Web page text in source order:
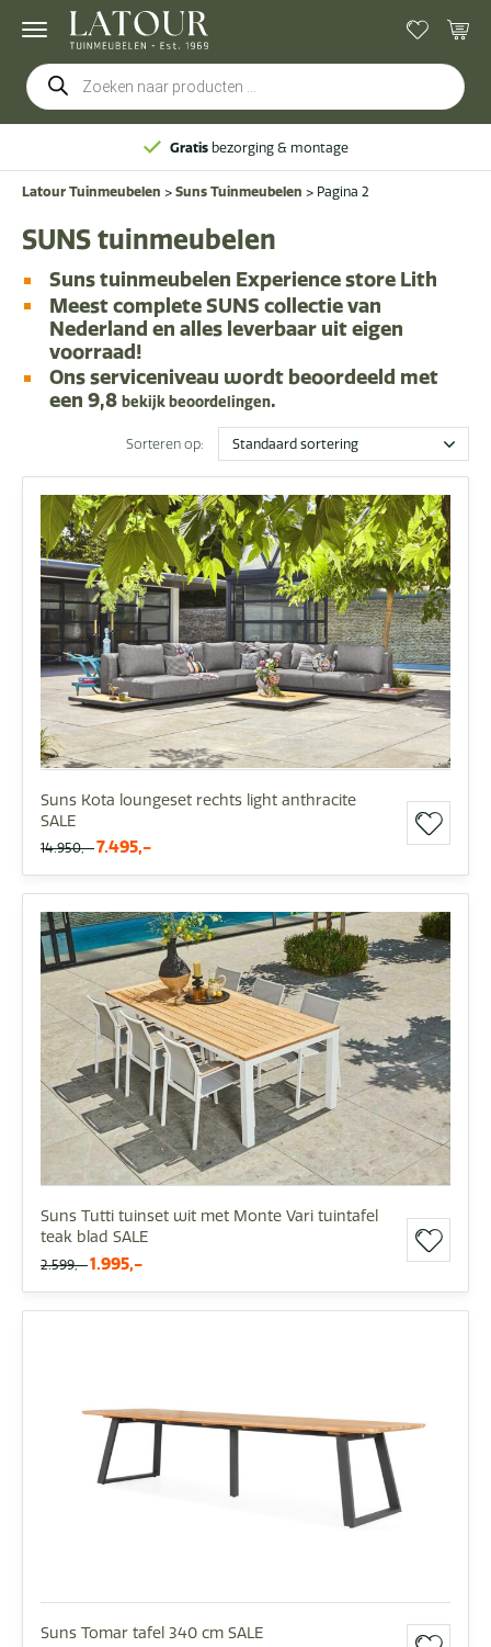
Producten
zoeken
Gratisbezorging & montage
Latour Tuinmeubelen > Suns Tuinmeubelen > Pagina 2
SUNS tuinmeubelen
Suns tuinmeubelen Experience store Lith
Meestcomplete SUNS collectie van
Nederland en alles leverbaar uit eigen
voorraad!
Ons serviceniveau wordt beoordeeld met
een 9,8 bekijk beoordelingen.
Sorteren op:
Suns Kota loungeset rechts light anthracite
SALE
14.950,- 7.495,-
Suns Tutti tuinset wit met Monte Vari tuintafel
teak blad SALE
2.599,- 1.995,-
Suns Tomar tafel 340 cm SALE